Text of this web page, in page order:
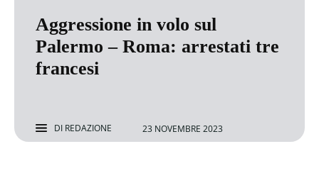
Aggressione in volo sul
Palermo – Roma: arrestati tre
francesi
DI REDAZIONE 23 NOVEMBRE 2023